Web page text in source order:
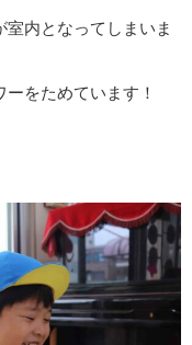
内となってしまいま
をためています！